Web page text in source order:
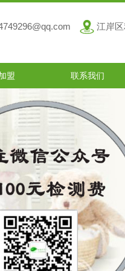
江岸
盟 联系我们